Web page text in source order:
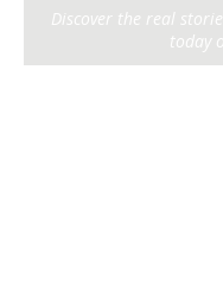
Discover the real
today